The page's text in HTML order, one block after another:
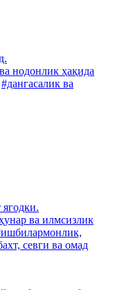
нодонлик ҳақида
#дангасалик ва
ва илмсизлик
севги ва омад